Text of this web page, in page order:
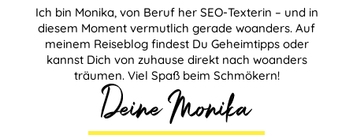
Ich bin Monika, von Beruf her SEO-Texterin – und in
diesem Moment vermutlich gerade woanders. Auf
meinem Reiseblog findest Du Geheimtipps oder
kannst Dich von zuhause direkt nach woanders
träumen. Viel Spaß beim Schmökern!